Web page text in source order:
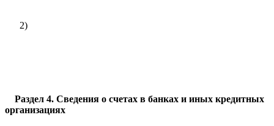
2)
Раздел 4. Сведения о счетах в банках и иных кредитных
организациях